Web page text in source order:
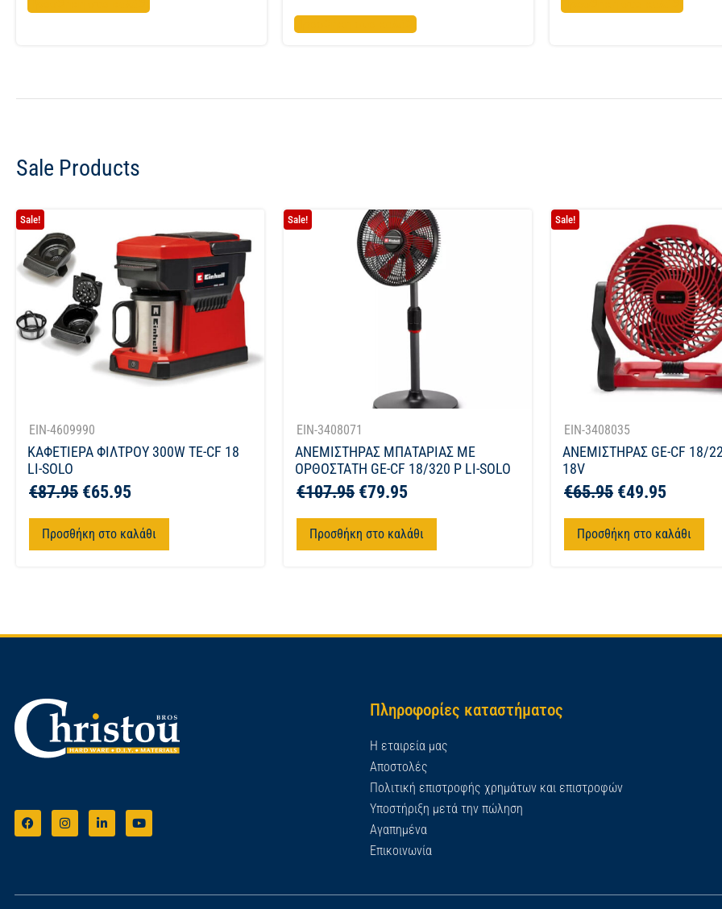
Sale Products
Sale!
EIN-4609990
ΚΑΦΕΤΙΕΡΑ ΦΙΛΤΡΟΥ 300W TE-CF 18
LI-SOLO
€87.95 €65.95
Προσθήκη στο καλάθι
Sale!
EIN-3408071
ΑΝΕΜΙΣΤΗΡΑΣ ΜΠΑΤΑΡΙΑΣ ΜΕ
ΟΡΘΟΣΤΑΤΗ GE-CF 18/320 P LI-SOLO
€107.95 €79.95
Προσθήκη στο καλάθι
Sale!
EIN-3408035
ΑΝΕΜΙΣΤΗΡΑΣ GE-CF 18/
18V
€65.95 €49.95
Προσθήκη στο καλάθι
Πληροφορίες καταστήματος
Η εταιρεία μας
Αποστολές
Πολιτική επιστροφής χρημάτων και επιστροφών
Υποστήριξη μετά την πώληση
Αγαπημένα
Επικοινωνία